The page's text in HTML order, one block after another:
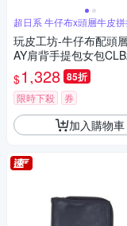
超日系 牛仔布x頭層牛皮
玩皮工坊-牛仔布配頭
AY肩背手提包女包
$1,328 85折
限時下殺 券
加入購物車